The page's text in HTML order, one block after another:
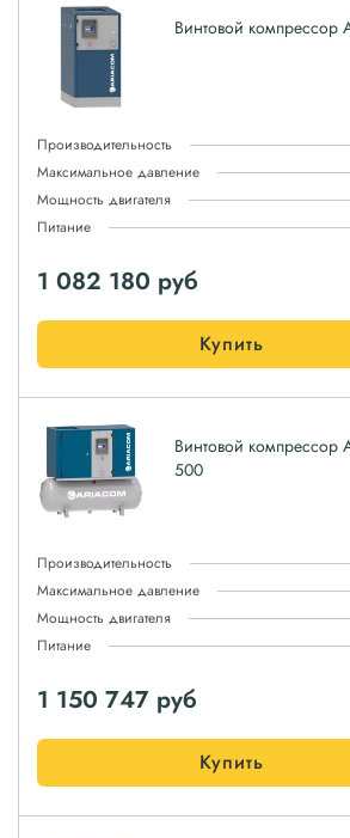
Винтовой компрессор
Производительность
Максимальное давление
Мощность двигателя
Питание
1 082 180 руб
Купить
Винтовой компрессор
500
Производительность
Максимальное давление
Мощность двигателя
Питание
1 150 747 руб
Купить